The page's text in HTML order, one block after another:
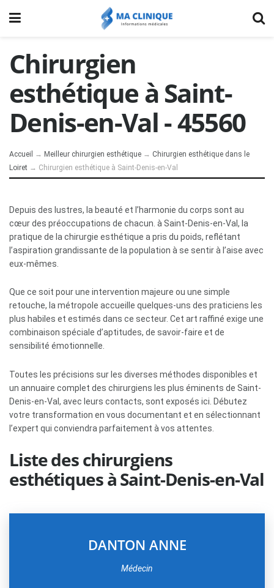
Chirurgien
esthétique à Saint-
Denis-en-Val - 45560
Accueil → Meilleur chirurgien esthétique → Chirurgien esthétique dans le
Loiret → Chirurgien esthétique à Saint-Denis-en-Val
Depuis des lustres, la beauté et l’harmonie du corps sont au
cœur des préoccupations de chacun. à Saint-Denis-en-Val, la
pratique de la chirurgie esthétique a pris du poids, reflétant
l’aspiration grandissante de la population à se sentir à l’aise avec
eux-mêmes.
Que ce soit pour une intervention majeure ou une simple
retouche, la métropole accueille quelques-uns des praticiens les
plus habiles et estimés dans ce secteur. Cet art raffiné exige une
combinaison spéciale d’aptitudes, de savoir-faire et de
sensibilité émotionnelle.
Toutes les précisions sur les diverses méthodes disponibles et
un annuaire complet des chirurgiens les plus éminents de Saint-
Denis-en-Val, avec leurs contacts, sont exposés ici. Débutez
votre transformation en vous documentant et en sélectionnant
l’expert qui conviendra parfaitement à vos attentes.
Liste des chirurgiens
esthétiques à Saint-Denis-en-Val
DANTON ANNE
Médecin